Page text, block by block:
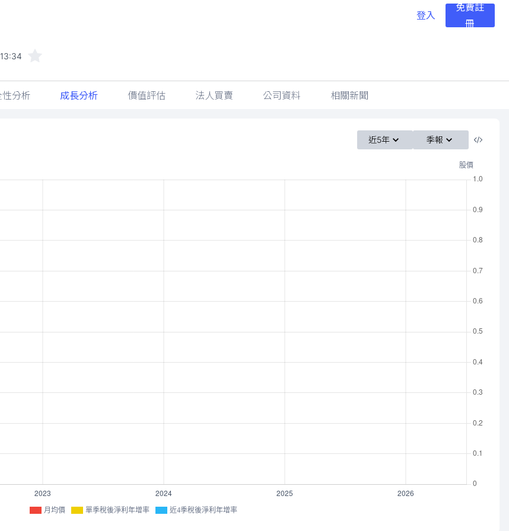
登入
免費註
冊
性分析 成長分析 價值評估 法人買賣 公司資料 相關新聞
近5年 季報
月均價 單季稅後淨利年增率 近4季稅後淨利年增率